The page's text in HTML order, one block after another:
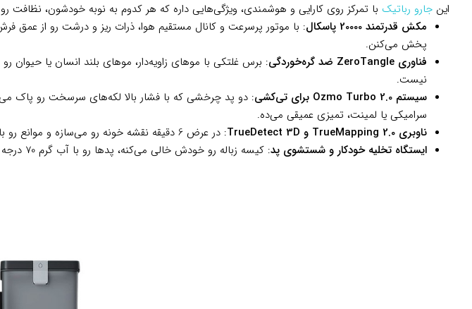
این جارو رباتیک با تمرکز روی کارایی و هوشمندی، ویژگی‌هایی داره که هر کدوم به نوبه خودشون، نظافت
مکش قدرتمند 20000 پاسکال
: با موتور پرسرعت و کانال مستقیم هوا، ذرات ریز و درشت رو از عمق
پخش می‌کنن.
فناوری ZeroTangle ضد گره‌خوردگی
: برس غلتکی با موهای زاویه‌دار، موهای بلند انسان یا
نیست.
سیستم Ozmo Turbo 2.0 برای تی‌کشی
سرامیکی یا لمینت، تمیزی عمیقی می‌ده.
ناوبری TrueMapping 2.0 و TrueDetect 3D
: در عرض 6 دقیقه نقشه خونه رو می‌سازه و موانع رو با دقت 1 میلی‌متر تشخیص می‌ده – بدون برخورد یا گم شدن در گوشه‌ها، همه جا رو پوشش می‌ده.
ایستگاه تخلیه خودکار و شستشوی پد: کیسه زباله رو خودش خالی می‌کنه، پدها رو با آب گرم 70 درجه می‌شوره و با هوای داغ خشک می‌کنه – آماده برای جلسه بعدی بدون دخالت شما.